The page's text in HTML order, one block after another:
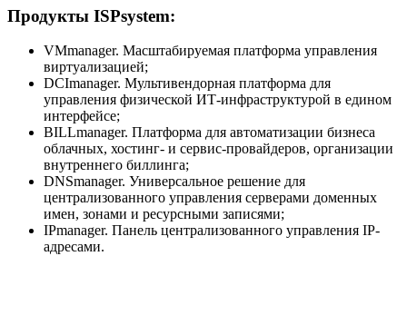
Продукты ISPsystem:
VMmanager. Масштабируемая платформа управления
виртуализацией;
DCImanager. Мультивендорная платформа для
управления физической ИТ-инфраструктурой в едином
интерфейсе;
BILLmanager. Платформа для автоматизации бизнеса
облачных, хостинг- и сервис-провайдеров, организации
внутреннего биллинга;
DNSmanager. Универсальное решение для
централизованного управления серверами доменных
имен, зонами и ресурсными записями;
IPmanager. Панель централизованного управления IP-
адресами.